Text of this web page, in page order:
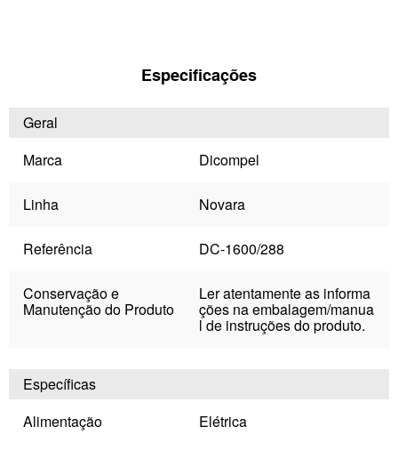
Especificações
Geral
Marca
Dicompel
Linha Novara
Referência DC-1600/288
Conservação e
Manutenção do Produto
Ler atentamente as informa
ções na embalagem/manua
l de instruções do produto.
Específicas
Alimentação
Elétrica